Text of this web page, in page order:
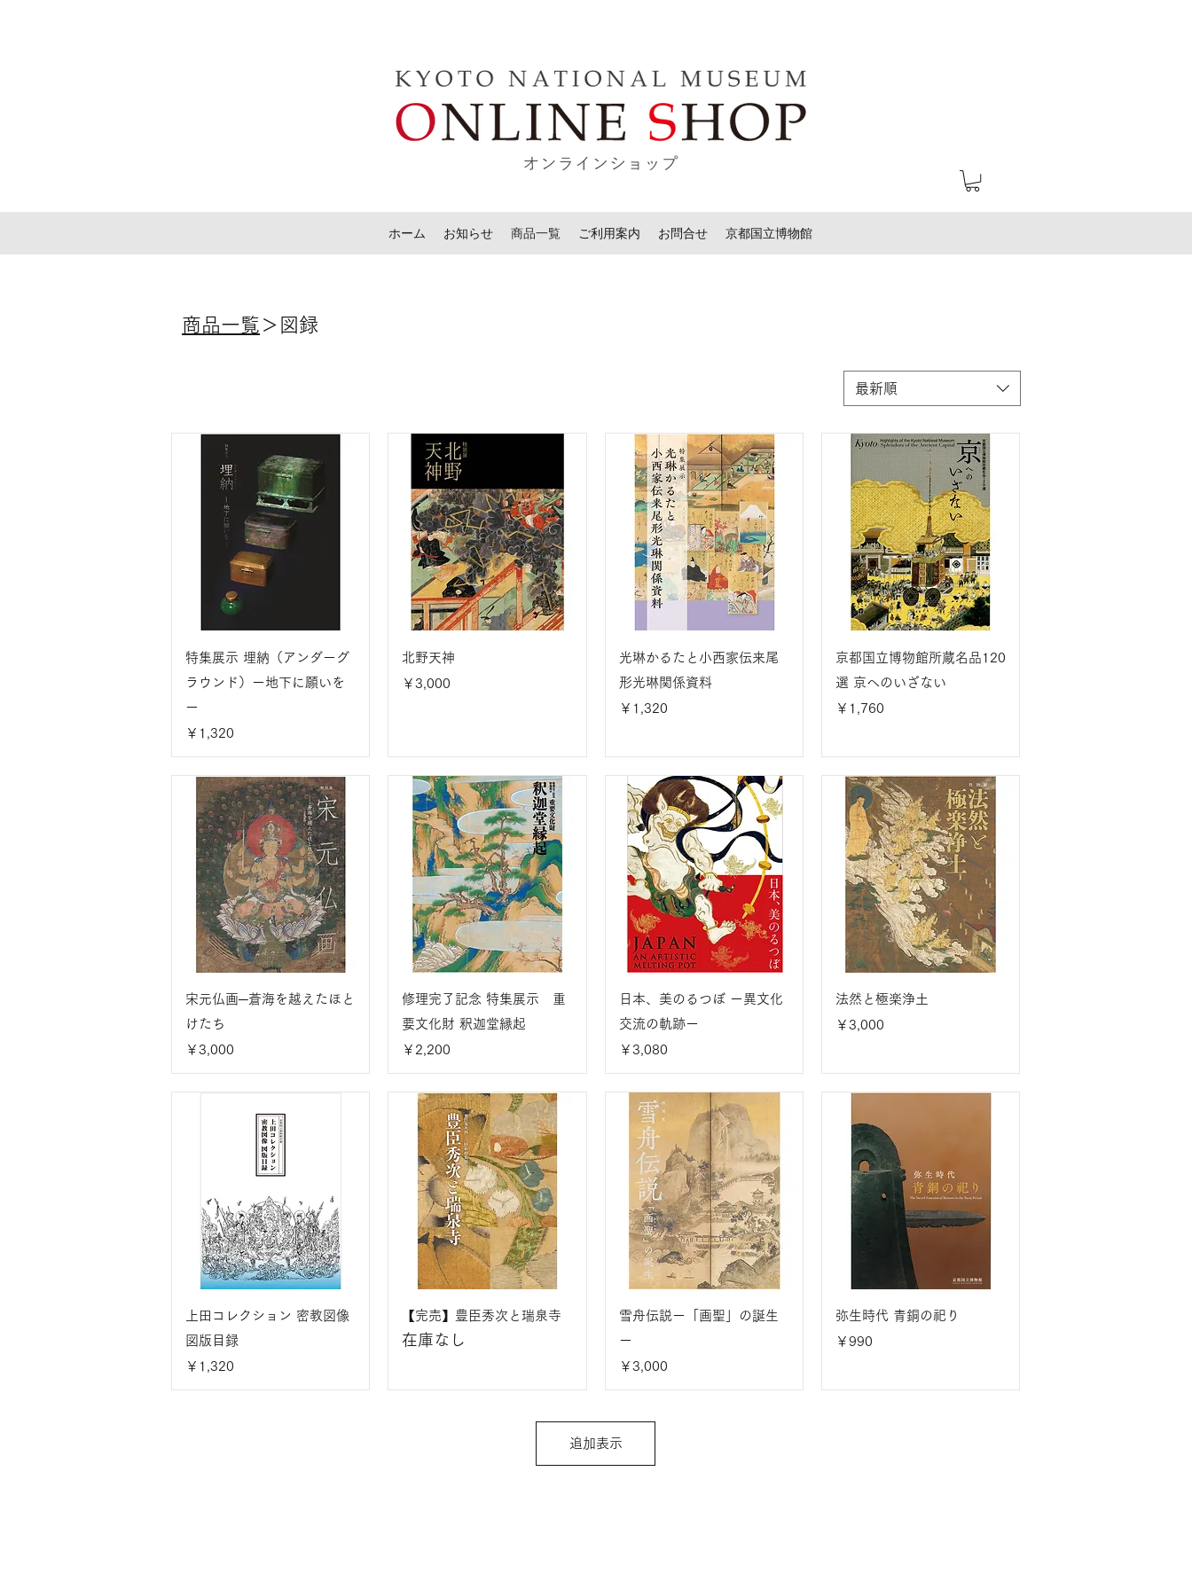
ホーム お知らせ 商品一覧 ご利用案内 お問合せ 京都国立博物館
​商品一覧 ＞図録
最新順
特集展示 埋納（アンダーグ
ラウンド）ー地下に願いを
ー
価格
￥1,320
北野天神
価格
￥3,000
光琳かるたと小西家伝来尾
形光琳関係資料
価格
￥1,320
京都国立博物館所蔵名品120
選 京へのいざない
価格
￥1,760
宋元仏画─蒼海を越えたほと
けたち
価格
￥3,000
修理完了記念 特集展示 重
要文化財 釈迦堂縁起
価格
￥2,200
日本、美のるつぼ ー異文化
交流の軌跡ー
価格
￥3,080
法然と極楽浄土
価格
￥3,000
上田コレクション 密教図像
図版目録
価格
￥1,320
【完売】豊臣秀次と瑞泉寺
在庫なし
雪舟伝説ー「画聖」の誕生
ー
価格
￥3,000
弥生時代 青銅の祀り
価格
￥990
追加表示